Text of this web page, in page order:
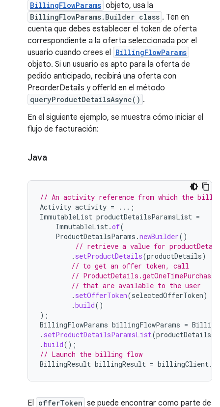
BillingFlowParams objeto, usa la
BillingFlowParams.Builder class . Ten en
cuenta que debes establecer el token de oferta
correspondiente a la oferta seleccionada por el
usuario cuando crees el BillingFlowParams
objeto. Si un usuario es apto para la oferta de
pedido anticipado, recibirá una oferta con
PreorderDetails y offerId en el método
queryProductDetailsAsync() .
En el siguiente ejemplo, se muestra cómo iniciar el
flujo de facturación:
Java
// An activity reference from which the
Activity activity =
...;
ImmutableList productDetailsParamsList =
ImmutableList.of(
ProductDetailsParams .newBuilder()
// retrieve a value for
. setProductDetails(productDetails)
// to get an offer token, call
//
// that are available to the user
. setOfferToken(selectedOfferToken)
.build()
);
BillingFlowParams billingFlowParams =
. setProductDetailsParamsList(
.build();
// Launch the billing flow
BillingResult billingResult = billingClient.
El offerToken se puede encontrar como parte de